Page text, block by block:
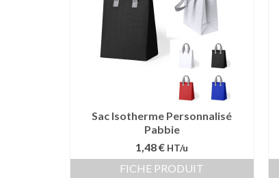
Sac Isotherme Personnalisé
Pabbie
1,48 € HT/u
FICHE PRODUIT